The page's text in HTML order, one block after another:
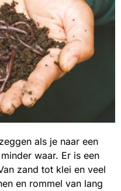
als je naar een
waar. Er is een
zand tot klei en veel
en rommel van lang